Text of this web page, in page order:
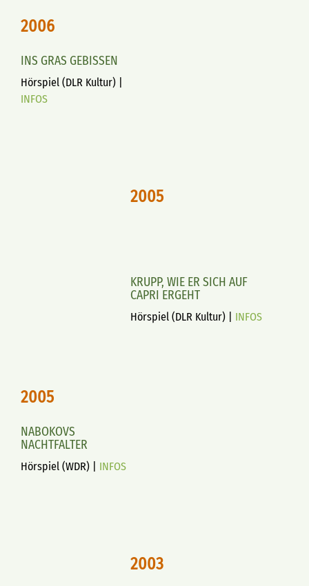
2006
INS GRAS GEBISSEN
Hörspiel (DLR Kultur) |
INFOS
2005
KRUPP, WIE ER SICH AUF
CAPRI ERGEHT
Hörspiel (DLR Kultur) | INFOS
2005
NABOKOVS
NACHTFALTER
Hörspiel (WDR) | INFOS
2003